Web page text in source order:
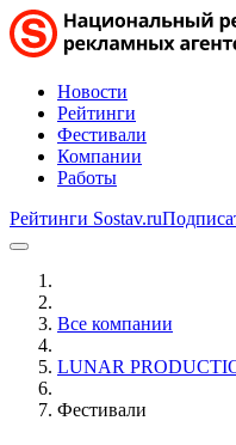
Новости
Рейтинги
Фестивали
Компании
Работы
Рейтинги Sostav.ru
Все компании
LUNAR
Фестивали